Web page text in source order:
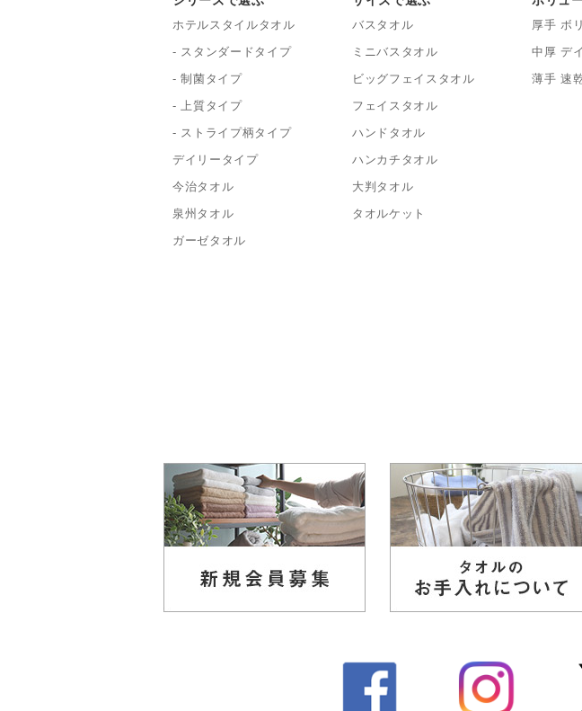
ホテルスタイルタオル
- スタンダードタイプ
- 制菌タイプ
- 上質タイプ
- ストライプ柄タイプ
デイリータイプ
今治タオル
泉州タオル
ガーゼタオル
バスタオル
ミニバスタオル
ビッグフェイスタオル
フェイスタオル
ハンドタオル
ハンカチタオル
大判タオル
タオルケット
厚手 ボ
中厚 デ
薄手 速